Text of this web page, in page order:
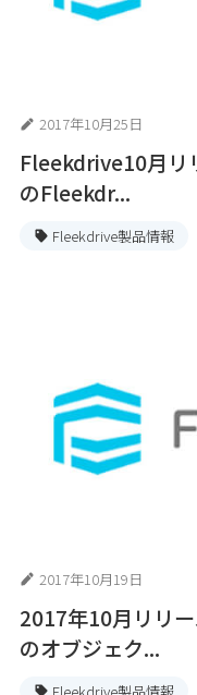
2017年10月25日
Fleekdrive10月リ
のFleekdr...
Fleekdrive製品情報
2017年10月19日
2017年10月リリ
のオブジェク...
Fleekdrive製品情報